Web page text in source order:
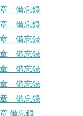
章 備忘録
章 備忘録
章 備忘録
章 備忘録
章 備忘録
章 備忘録
章 備忘録
備忘録